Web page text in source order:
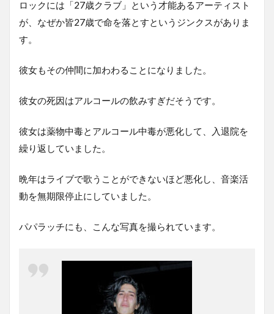
ロックには「27歳クラブ」という才能あるアーティスト
が、なぜか皆27歳で命を落とすというジンクスがありま
す。
彼女もその仲間に加わわることになりました。
彼女の死因はアルコールの飲みすぎだそうです。
彼女は薬物中毒とアルコール中毒が悪化して、入退院を
繰り返していました。
晩年はライブで歌うことができないほど悪化し、音楽活
動を無期限停止にしていました。
パパラッチにも、こんな写真を撮られています。